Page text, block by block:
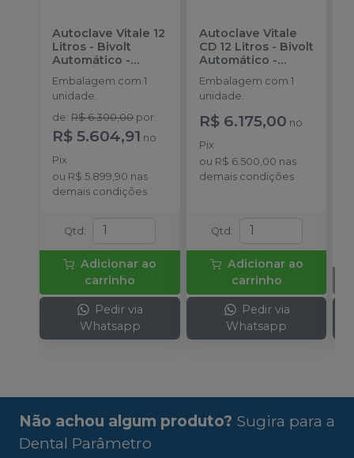
Autoclave Vitale 12
Litros - Bivolt
Automático -
CRISTÓFOLI
Embalagem com 1
unidade.
de:R$ 6.300,00 por:
R$ 5.604,91 no
Pix
ou R$ 5.899,90 nas
demais condições
Qtd :
Adicionar ao
carrinho
Pedir via
Whatsapp
Autoclave Vitale
CD 12 Litros - Bivolt
Automático -
CRISTÓFOLI
Embalagem com 1
unidade.
R$ 6.175,00 no
Pix
ou R$ 6.500,00 nas
demais condições
Qtd :
Adicionar ao
carrinho
Pedir via
Whatsapp
Não achou algum produto? Sugira para a
Dental Parâmetro